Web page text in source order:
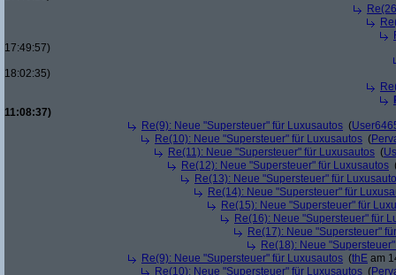
17:49:57)
18:02:35)
11:08:37)
Re(9): Neue "Supersteuer" für Luxusautos (
Re(10): Neue "Supersteuer" für Luxusautos (
Re(11): Neue "Supersteuer" für Luxusautos (
Re(12): Neue "Supersteuer" für Luxusautos
Re(13): Neue "Supersteuer" für
Re(14): Neue "Supersteuer" für
Re(15): Neue "Supersteuer" für
Re(16): Neue "Supersteuer" für
Re(17): Neue "Supersteuer"
Re(18): Neue
Re(9): Neue "Supersteuer" für Luxusautos (thE am
Re(10): Neue "Supersteuer" für Luxusautos (